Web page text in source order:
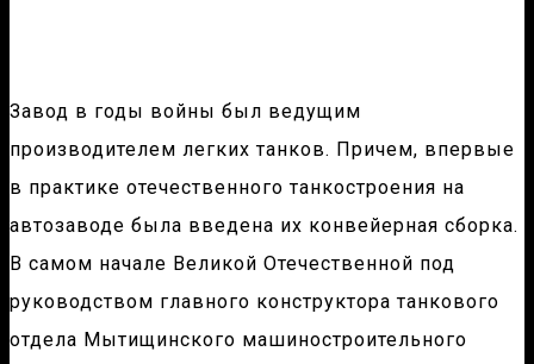
Завод в годы войны был ведущим
производителем легких танков. Причем, впервые
в практике отечественного танкостроения на
автозаводе была введена их конвейерная сборка.
В самом начале Великой Отечественной под
руководством главного конструктора танкового
отдела Мытищинского машиностроительного